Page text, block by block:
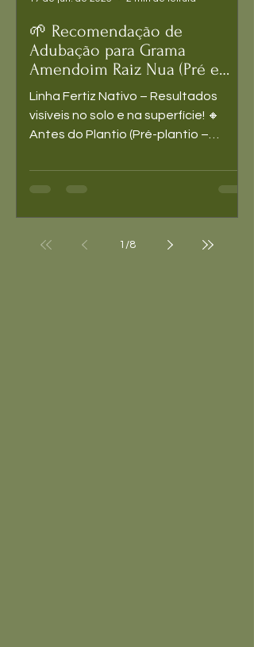
🌱 Recomendação de
Adubação para Grama
Amendoim Raiz Nua (Pré e
Pós-Plantio)
Linha Fertiz Nativo – Resultados
visíveis no solo e na superfície! 🔸
Antes do Plantio (Pré-plantio –
1 /8